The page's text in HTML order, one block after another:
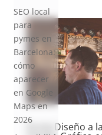
Ponle Diseño a
SEO local
para
pymes en
Barcelona:
cómo
aparecer
en Google
Maps en
2026